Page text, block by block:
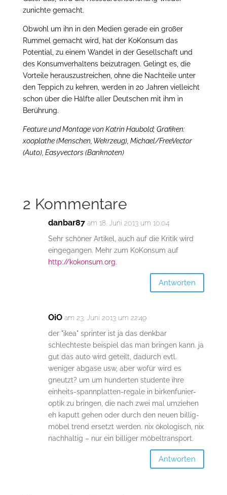
zunichte gemacht.
Obwohl um ihn in den Medien gerade ein großer
Rummel gemacht wird, hat der KoKonsum das
Potential, zu einem Wandel in der Gesellschaft und
des Konsumverhaltens beizutragen. Gelingt es, die
Vorteile herauszustreichen, ohne die Nachteile unter
den Teppich zu kehren, werden in 20 Jahren vielleicht
schon über die Hälfte aller Deutschen mit ihm in
Berührung.
Feature und Montage von Katrin Haubold; Grafiken:
xooplathe (Menschen, Wekrzeug), Michael/FreeVector
(Auto), Easyvectors (Banknoten)
2 Kommentare
danbar87 am 18. Juni 2013 um 10:04
Sehr schöner Artikel, auch auf die Kritik wird
eingegangen. Mehr zum KoKonsum auf
http://kokonsum.org.
Antworten
OiO am 23. Juni 2013 um 22:49
der "ikea" sprinter ist ja das denkbar
schlechteste beispiel das man bringen kann. ja
gut das auto wird geteilt, dadurch evtl.
weniger abgase usw, aber wofür wird es
gneutzt? um um hunderten studente ihre
einheits-spannplatten-regale in birkenfunier-
optik zu bringen, die nach zwei mal umziehen
eh kaputt gehen oder durch den neuen billig-
möbel trend ersetzt werden. nix ökologisch, nix
nachhaltig – nur ein billiger möbeltransport.
Antworten